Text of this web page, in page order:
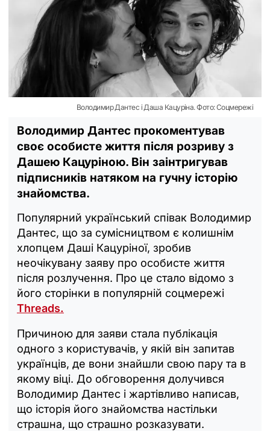
Володимир Дантес і Даша Кацуріна. Фото: Соцмережі
Володимир Дантес прокоментував
своє особисте життя після розриву з
Дашею Кацуріною. Він заінтригував
підписників натяком на гучну історію
знайомства.
Популярний український співак Володимир
Дантес, що за сумісництвом є колишнім
хлопцем Даші Кацуріної, зробив
неочікувану заяву про особисте життя
після розлучення. Про це стало відомо з
його сторінки в популярній соцмережі
Threads.
Причиною для заяви стала публікація
одного з користувачів, у якій він запитав
українців, де вони знайшли свою пару та в
якому віці. До обговорення долучився
Володимир Дантес і жартівливо написав,
що історія його знайомства настільки
страшна, що страшно розказувати.